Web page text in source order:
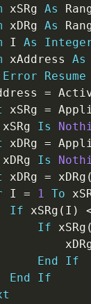
xSRg As
xDRg As
I As
xAddress As
Error Resume
=
xSRg =
xSRg Is
xDRg =
xDRg Is
xDRg = xDRg (
I = 1 To
If xSRg ( I )
If xSRg (
End
If
End
If